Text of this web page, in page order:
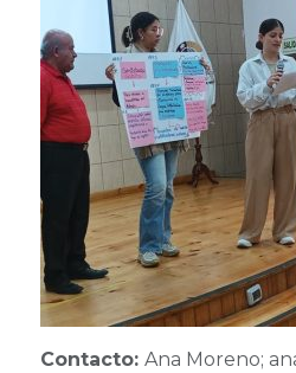
Contacto: Ana Moreno;